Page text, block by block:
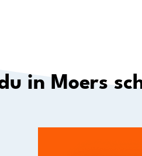
in Moers